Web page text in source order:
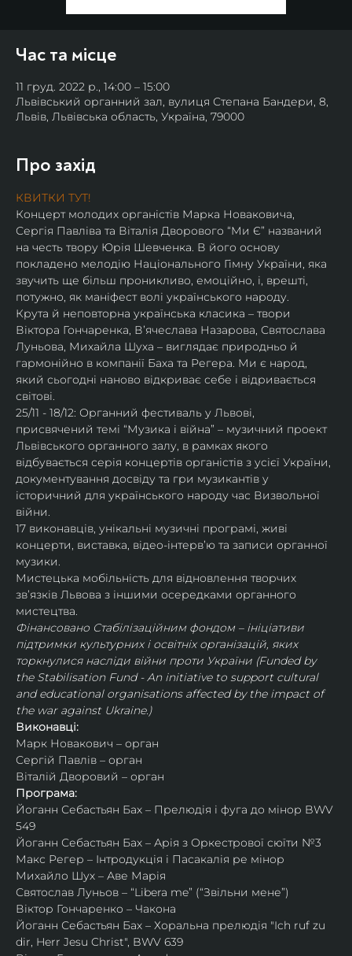
Час та місце
11 груд. 2022 р., 14:00 – 15:00
Львівський органний зал, вулиця Степана Бандери, 8,
Львів, Львівська область, Україна, 79000
Про захід
КВИТКИ ТУТ!
Концерт молодих органістів Марка Новаковича,
Сергія Павліва та Віталія Дворового “Ми Є” названий
на честь твору Юрія Шевченка. В його основу
покладено мелодію Національного Гімну України, яка
звучить ще більш проникливо, емоційно, і, врешті,
потужно, як маніфест волі українського народу.
Крута й неповторна українська класика – твори
Віктора Гончаренка, Вʼячеслава Назарова, Святослава
Луньова, Михайла Шуха – виглядає природньо й
гармонійно в компанії Баха та Регера. Ми є народ,
який сьогодні наново відкриває себе і відривається
світові.
25/11 - 18/12: Органний фестиваль у Львові,
присвячений темі “Музика і війна” – музичний проект
Львівського органного залу, в рамках якого
відбувається серія концертів органістів з усієї України,
документування досвіду та гри музикантів у
історичний для українського народу час Визвольної
війни.
17 виконавців, унікальні музичні програмі, живі
концерти, виставка, відео-інтервʼю та записи органної
музики.
Мистецька мобільність для відновлення творчих
зв’язків Львова з іншими осередками органного
мистецтва.
Фінансовано Стабілізаційним фондом – ініціативи
підтримки культурних і освітніх організацій, яких
торкнулися насліди війни проти України (Funded by
the Stabilisation Fund - An initiative to support cultural
and educational organisations affected by the impact of
the war against Ukraine.)
Виконавці:
Марк Новакович – орган
Сергій Павлів – орган
Віталій Дворовий – орган
Програма:
Йоганн Себастьян Бах – Прелюдія і фуга до мінор BWV
549
Йоганн Себастьян Бах – Арія з Оркестрової сюїти №3
Макс Регер – Інтродукція і Пасакалія ре мінор
Михайло Шух – Аве Марія
Святослав Луньов – “Libera me” (“Звільни мене”)
Віктор Гончаренко – Чакона
Йоганн Себастьян Бах – Хоральна прелюдія "Ich ruf zu
dir, Herr Jesu Christ", BWV 639